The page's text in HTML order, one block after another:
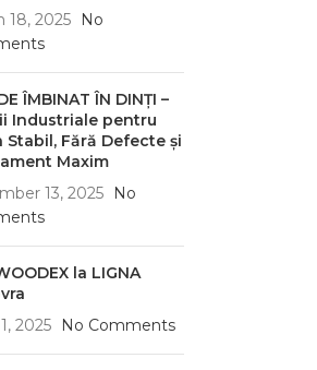
18, 2025
No
ÎMBINAT ÎN DINȚI –
Industriale pentru
Stabil, Fără Defecte și
Maxim
13, 2025
No
la LIGNA
2025
No Comments